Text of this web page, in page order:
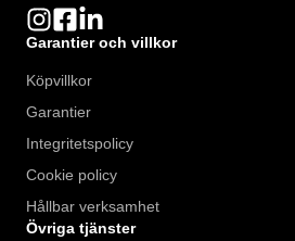
Garantier och villkor
Köpvillkor
Garantier
Integritetspolicy
Cookie policy
Hållbar verksamhet
Övriga tjänster